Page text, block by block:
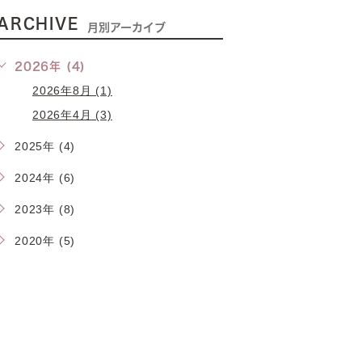
月別アーカイブ
2026年 (4)
2026年8月 (1)
2026年4月 (3)
2025年 (4)
2024年 (6)
2023年 (8)
2020年 (5)